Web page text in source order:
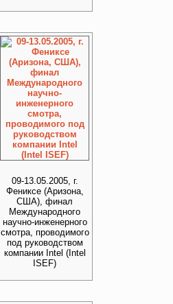
09-13.05.2005, г.
Фениксе (Аризона,
США), финал
Международного
научно-инженерного
смотра, проводимого
под руководством
компании Intel (Intel
ISEF)